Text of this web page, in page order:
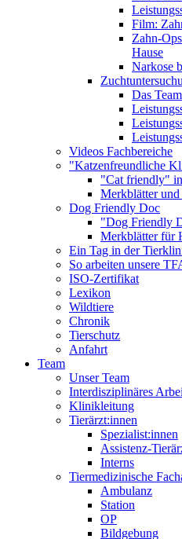
Film:
Zahn-
Hause
Narkose
Das Team
Videos Fachbereiche
"Katzenfreundliche
"Cat friendly"
Merkblätter
Dog Friendly Doc
"Dog Friendly
Merkblätter für
Ein Tag in der
So arbeiten unsere
ISO-Zertifikat
Lexikon
Wildtiere
Chronik
Tierschutz
Anfahrt
Team
Unser Team
Interdisziplinäres
Klinikleitung
Tierärzt:innen
Spezialist:innen
Assistenz-
Interns
Tiermedizinische
Ambulanz
Station
OP
Bildgebung